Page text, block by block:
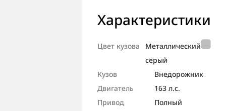
Характеристики
Цвет кузова
Металлический
серый
Кузов
Внедорож­ник
Двигатель
163 л.с.
Привод
Полный